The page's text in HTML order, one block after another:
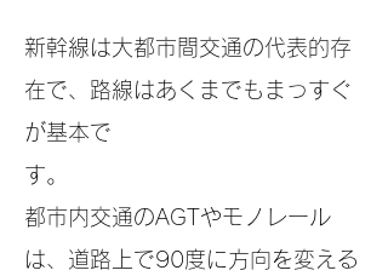
新幹線は大都市間交通の代表的存
在で、路線はあくまでもまっすぐ
が基本で
す。
都市内交通のAGTやモノレール
は、道路上で90度に方向を変える